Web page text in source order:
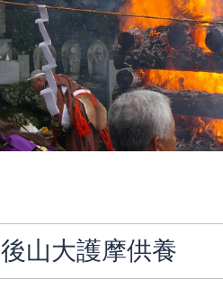
後山大護摩供養